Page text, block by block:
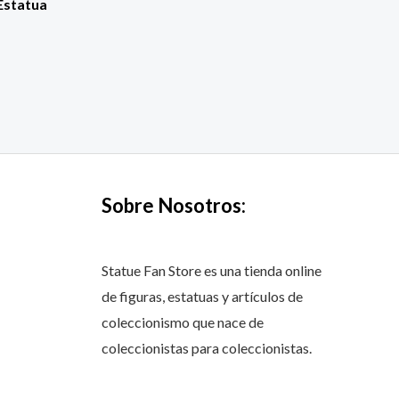
Sobre Nosotros:
Statue Fan Store es una tienda online
de figuras, estatuas y artículos de
coleccionismo que nace de
coleccionistas para coleccionistas.